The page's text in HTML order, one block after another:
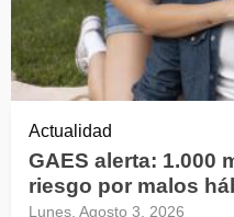
Actualidad
GAES alerta: 1.000
riesgo por malos
Lunes, Agosto 3, 2026